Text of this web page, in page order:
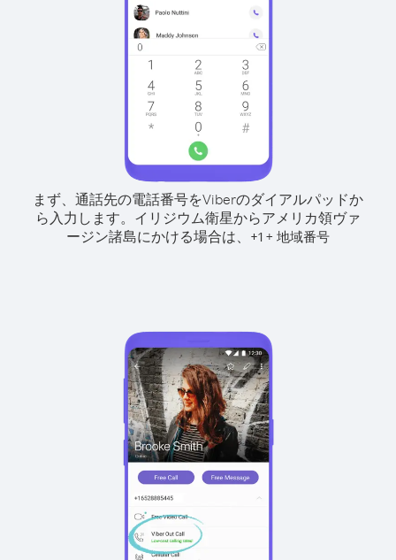
まず、通話先の電話番号をViberのダイアルパッドか
ら入力します。 イリジウム衛星からアメリカ領ヴァ
ージン諸島にかける場合は、 +1 + 地域番号